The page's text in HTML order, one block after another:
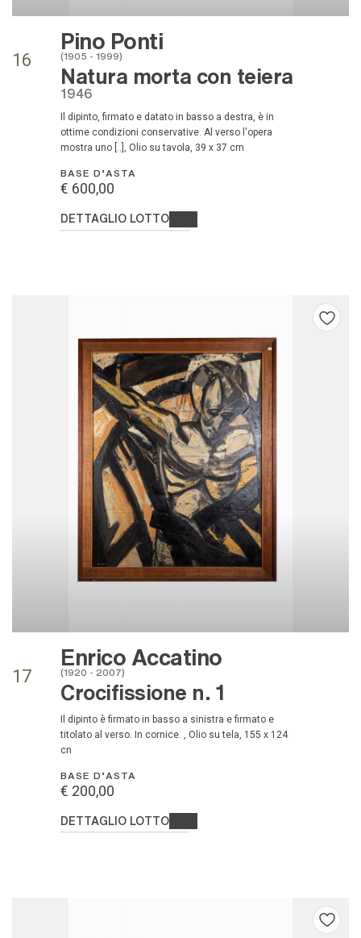
16
Pino Ponti
(1905 - 1999)
Natura morta con teiera
1946
ottime condizioni conservative. Al verso l'opera
mostra uno [..], Olio su tavola, 39 x 37 cm
BASE D'ASTA
€ 600,00
DETTAGLIO LOTTO
17
Enrico Accatino
(1920 - 2007)
Crocifissione n. 1
Il dipinto è firmato in basso a sinistra e firmato e
titolato al verso. In cornice. , Olio su tela, 155 x 124
cn
BASE D'ASTA
€ 200,00
DETTAGLIO LOTTO